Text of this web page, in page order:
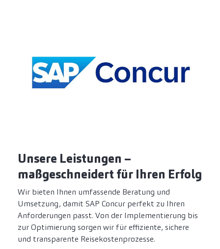
Unsere Leistungen –
maßgeschneidert für Ihren Erfolg
Wir bieten Ihnen umfassende Beratung und
Umsetzung, damit SAP Concur perfekt zu Ihren
Anforderungen passt. Von der Implementierung bis
zur Optimierung sorgen wir für effiziente, sichere
und transparente Reisekostenprozesse.